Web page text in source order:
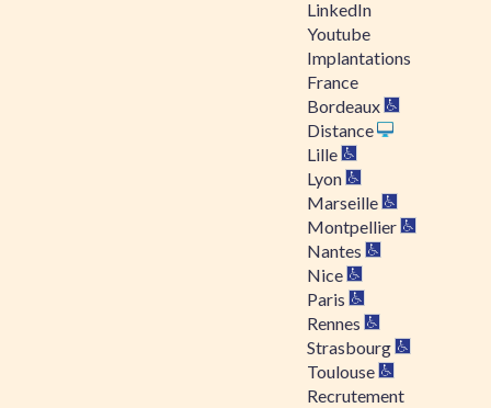
LinkedIn
Youtube
Implantations
France
Bordeaux
Distance
Lille
Lyon
Marseille
Montpellier
Nantes
Nice
Paris
Rennes
Strasbourg
Toulouse
Recrutement